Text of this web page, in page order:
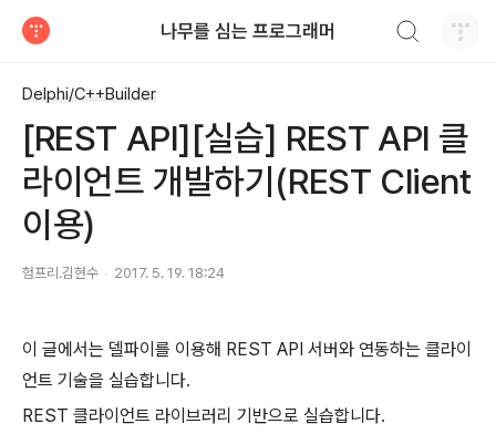
나무를 심는 프로그래머
Delphi/C++Builder
[REST API][실습] REST API 클
라이언트 개발하기(REST Client
이용)
험프리.김현수 2017. 5. 19. 18:24
이 글에서는 델파이를 이용해 REST API 서버와 연동하는 클라이
언트 기술을 실습합니다.
REST 클라이언트 라이브러리 기반으로 실습합니다.